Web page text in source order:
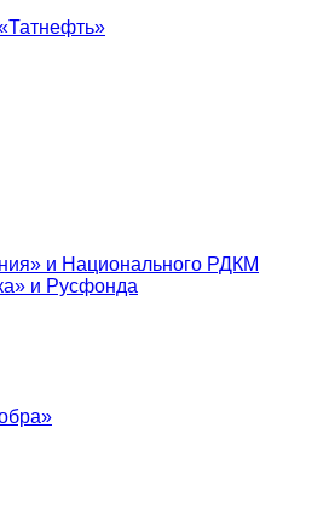
и Национального РДКМ
и Русфонда